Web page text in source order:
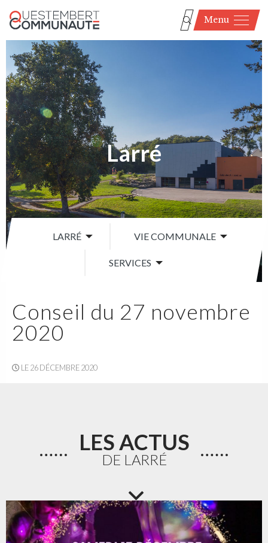
Menu
Larré
LARRÉ VIE COMMUNALE
SERVICES
Conseil du 27 novembre
2020
LE 26 DÉCEMBRE 2020
LES ACTUS
DE LARRÉ